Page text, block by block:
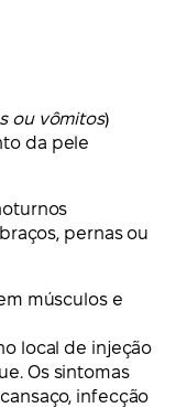
ou vômitos)
da pele
pernas ou
músculos e
local de injeção
Os sintomas
infecção